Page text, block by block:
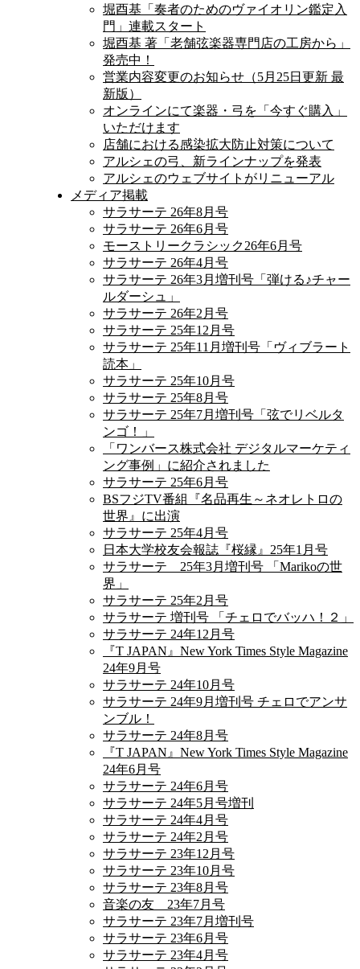
堀酉基「奏者のためのヴァイオリン鑑定入
門」連載スタート
堀酉基 著「老舗弦楽器専門店の工房から」
発売中！
営業内容変更のお知らせ（5月25日更新 最
新版）
オンラインにて楽器・弓を「今すぐ購入」
いただけます
店舗における感染拡大防止対策について
アルシェの弓、新ラインナップを発表
アルシェのウェブサイトがリニューアル
メディア掲載
サラサーテ 26年8月号
サラサーテ 26年6月号
モーストリークラシック26年6月号
サラサーテ 26年4月号
サラサーテ 26年3月増刊号「弾ける♪チャー
ルダーシュ」
サラサーテ 26年2月号
サラサーテ 25年12月号
サラサーテ 25年11月増刊号「ヴィブラート
読本」
サラサーテ 25年10月号
サラサーテ 25年8月号
サラサーテ 25年7月増刊号「弦でリベルタ
ンゴ！」
「ワンバース株式会社 デジタルマーケティ
ング事例」に紹介されました
サラサーテ 25年6月号
BSフジTV番組『名品再生～ネオレトロの
世界』に出演
サラサーテ 25年4月号
日本大学校友会報誌『桜縁』25年1月号
サラサーテ 25年3月増刊号 「Marikoの世
界」
サラサーテ 25年2月号
サラサーテ 増刊号 「チェロでバッハ！２」
サラサーテ 24年12月号
『T JAPAN』New York Times Style Magazine
24年9月号
サラサーテ 24年10月号
サラサーテ 24年9月増刊号 チェロでアンサ
ンブル！
サラサーテ 24年8月号
『T JAPAN』New York Times Style Magazine
24年6月号
サラサーテ 24年6月号
サラサーテ 24年5月号増刊
サラサーテ 24年4月号
サラサーテ 24年2月号
サラサーテ 23年12月号
サラサーテ 23年10月号
サラサーテ 23年8月号
音楽の友 23年7月号
サラサーテ 23年7月増刊号
サラサーテ 23年6月号
サラサーテ 23年4月号